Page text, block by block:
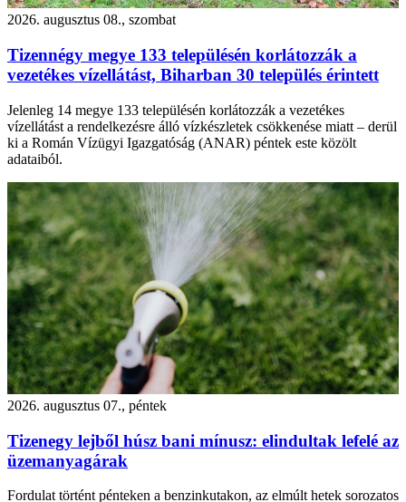
2026. augusztus 08., szombat
Tizennégy megye 133 településén korlátozzák a
vezetékes vízellátást, Biharban 30 település érintett
Jelenleg 14 megye 133 településén korlátozzák a vezetékes
vízellátást a rendelkezésre álló vízkészletek csökkenése miatt – derül
ki a Román Vízügyi Igazgatóság (ANAR) péntek este közölt
adataiból.
2026. augusztus 07., péntek
Tizenegy lejből húsz bani mínusz: elindultak lefelé az
üzemanyagárak
Fordulat történt pénteken a benzinkutakon, az elmúlt hetek sorozatos